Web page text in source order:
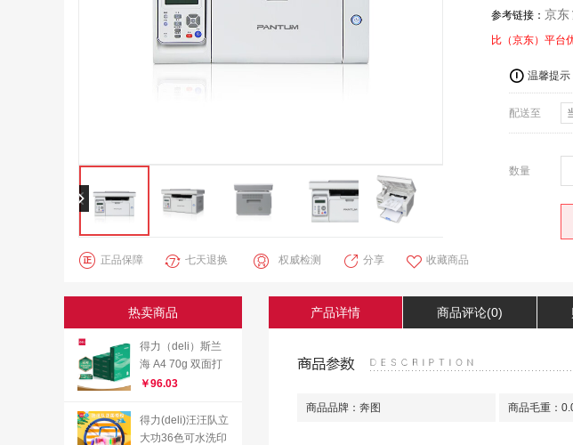
正品保障 七天退换 权威检测 分享 收藏商品
参考链接： 京东
比（京东）平台
温馨提示
配送至
数量
热卖商品
得力（deli）斯兰
海 A4 70g 双面打
印纸 复印纸 草稿
箱 （整箱2500
张）
￥96.03
得力(deli)汪汪队立
大功36色可水洗印
产品详情 商品评论(0)
商品品牌：奔图 商品毛重：